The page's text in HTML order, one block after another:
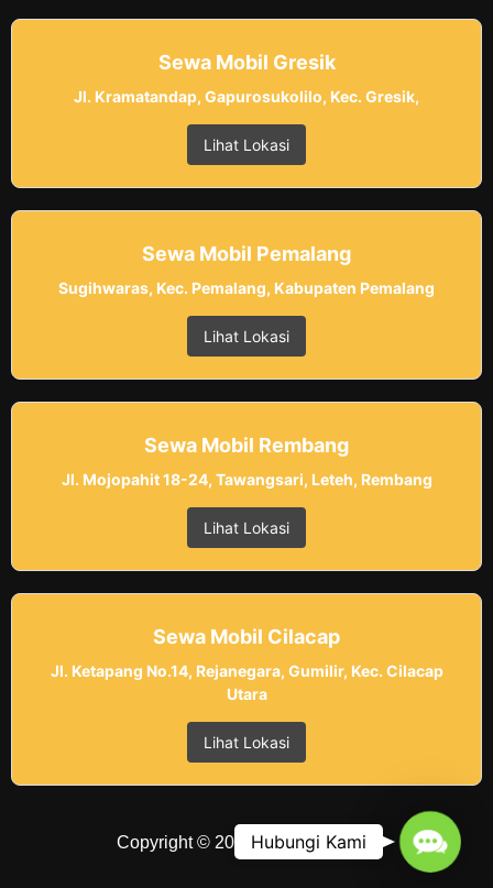
Sewa Mobil Gresik
Jl. Kramatandap, Gapurosukolilo, Kec. Gresik,
Lihat Lokasi
Sewa Mobil Pemalang
Sugihwaras, Kec. Pemalang, Kabupaten Pemalang
Lihat Lokasi
Sewa Mobil Rembang
Jl. Mojopahit 18-24, Tawangsari, Leteh, Rembang
Lihat Lokasi
Sewa Mobil Cilacap
Jl. Ketapang No.14, Rejanegara, Gumilir, Kec. Cilacap
Utara
Lihat Lokasi
Copyright © 2025 Belvania Trans
Hubungi Kami